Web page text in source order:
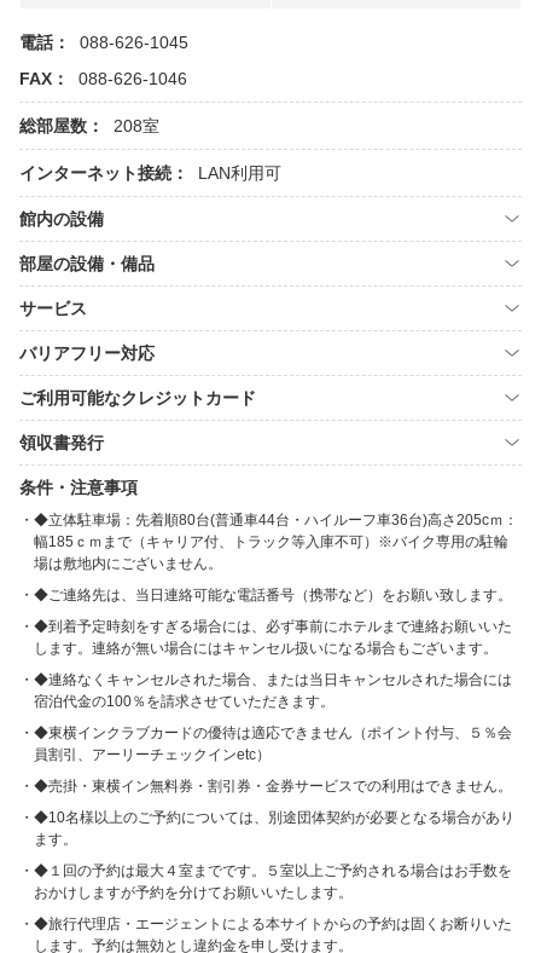
電話：
088-626-1045
FAX：
088-626-1046
総部屋数： 208室
インターネット接続： LAN利用可
館内の設備
部屋の設備・備品
サービス
バリアフリー対応
ご利用可能なクレジットカード
領収書発行
条件・注意事項
◆立体駐車場：先着順80台(普通車44台・ハイルーフ車36台)高さ205cｍ：
幅185ｃｍまで（キャリア付、トラック等入庫不可）※バイク専用の駐輪
場は敷地内にございません。
◆ご連絡先は、当日連絡可能な電話番号（携帯など）をお願い致します。
◆到着予定時刻をすぎる場合には、必ず事前にホテルまで連絡お願いいた
します。連絡が無い場合にはキャンセル扱いになる場合もございます。
◆連絡なくキャンセルされた場合、または当日キャンセルされた場合には
宿泊代金の100％を請求させていただきます。
◆東横インクラブカードの優待は適応できません（ポイント付与、５％会
員割引、アーリーチェックインetc）
◆売掛・東横イン無料券・割引券・金券サービスでの利用はできません。
◆10名様以上のご予約については、別途団体契約が必要となる場合があり
ます。
◆１回の予約は最大４室までです。５室以上ご予約される場合はお手数を
おかけしますが予約を分けてお願いいたします。
◆旅行代理店・エージェントによる本サイトからの予約は固くお断りいた
します。予約は無効とし違約金を申し受けます。